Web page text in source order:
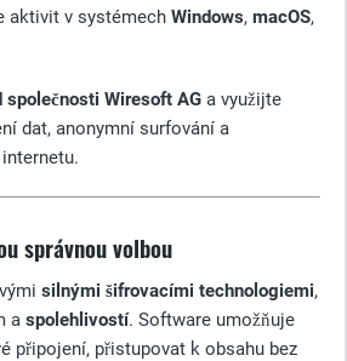
aktivit v systémech Windows, macOS,
společnosti Wiresoft AG a využijte
dat, anonymní surfování a
správnou volbou
silnými šifrovacími technologiemi,
a spolehlivostí. Software umožňuje
připojení, přistupovat k obsahu bez